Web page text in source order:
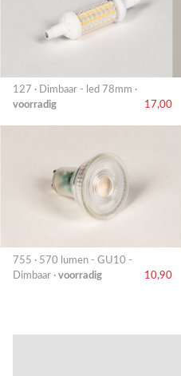
127 · Dimbaar - led 78mm ·
voorradig
17,00
755 · 570 lumen - GU10 -
Dimbaar · voorradig 10,90